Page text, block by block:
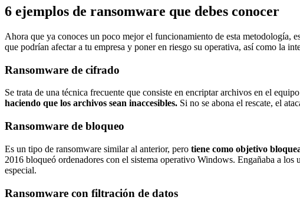
6 ejemplos de ransomware que debes conocer
Ahora que ya conoces un poco mejor el funcionamiento de esta metodología,
que podrían afectar a tu empresa y poner en riesgo su operativa, así como la
Ransomware de cifrado
Se trata de una técnica frecuente que consiste en encriptar archivos en el
haciendo que los archivos sean inaccesibles. Si no se abona el rescate, el
Ransomware de bloqueo
Es un tipo de ransomware similar al anterior, pero tiene como objetivo
2016 bloqueó ordenadores con el sistema operativo Windows. Engañaba a
especial.
Ransomware con filtración de datos